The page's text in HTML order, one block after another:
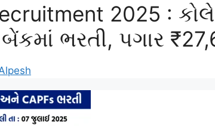
2025 :
ભરતી, પગાર